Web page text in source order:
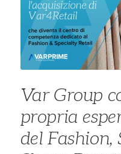
Var Group
propria
del Fashion,